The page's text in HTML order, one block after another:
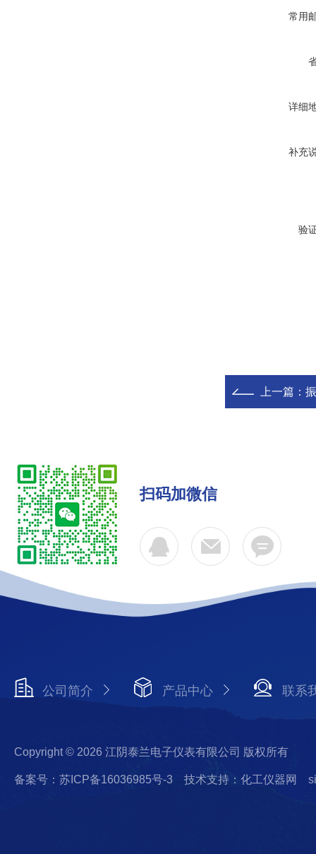
常用
详细
补充
验
上一篇：
扫码加微信
公司简介 产品中心 联系
Copyright © 2026 江阴泰兰电子仪表有限公司 版权所有
备案号：苏ICP备16036985号-3 技术支持：化工仪器网